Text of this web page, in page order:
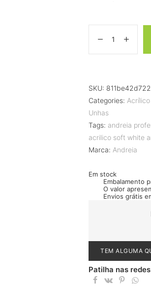
SKU:
Categories:
Unhas
Tags: andreia
acrilico soft white
Marca: Andreia
Em stock
Embalamento
O valor
Envios grátis
TEM ALGUMA
Patilha nas